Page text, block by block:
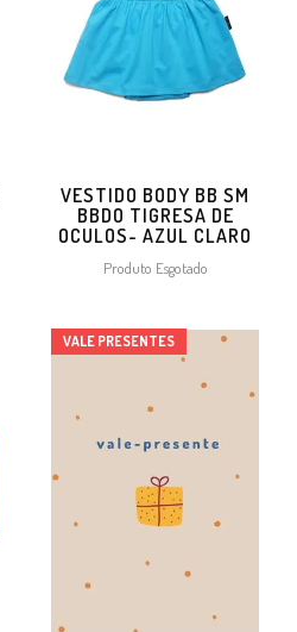
VESTIDO BODY BB SM
BBDO TIGRESA DE
OCULOS- AZUL CLARO
Produto Esgotado
VALE PRESENTES